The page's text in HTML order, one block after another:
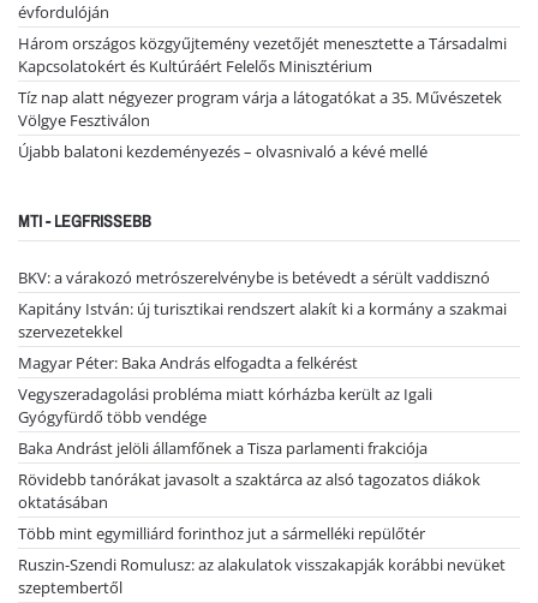
évfordulóján
Három országos közgyűjtemény vezetőjét menesztette a Társadalmi
Kapcsolatokért és Kultúráért Felelős Minisztérium
Tíz nap alatt négyezer program várja a látogatókat a 35. Művészetek
Völgye Fesztiválon
Újabb balatoni kezdeményezés – olvasnivaló a kévé mellé
MTI - LEGFRISSEBB
BKV: a várakozó metrószerelvénybe is betévedt a sérült vaddisznó
Kapitány István: új turisztikai rendszert alakít ki a kormány a szakmai
szervezetekkel
Magyar Péter: Baka András elfogadta a felkérést
Vegyszeradagolási probléma miatt kórházba került az Igali
Gyógyfürdő több vendége
Baka Andrást jelöli államfőnek a Tisza parlamenti frakciója
Rövidebb tanórákat javasolt a szaktárca az alsó tagozatos diákok
oktatásában
Több mint egymilliárd forinthoz jut a sármelléki repülőtér
Ruszin-Szendi Romulusz: az alakulatok visszakapják korábbi nevüket
szeptembertől